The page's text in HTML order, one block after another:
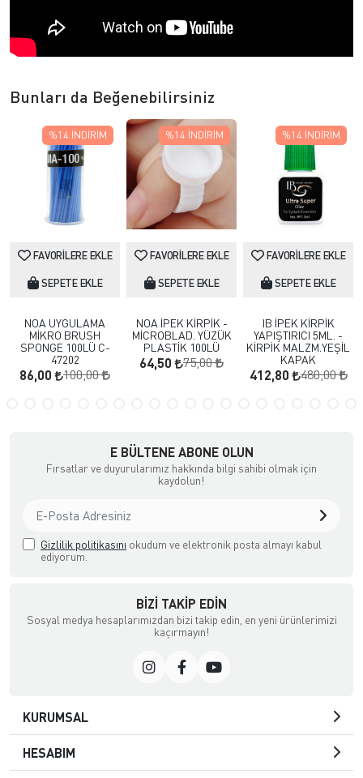
Bunları da Beğenebilirsiniz
FAVORILERE EKLE
SEPETE EKLE
NOA UYGULAMA
MİKRO BRUSH
SPONGE 100LÜ C-
47202
86,00 100,00
%14 İNDIRIM
FAVORILERE EKLE
SEPETE EKLE
NOA İPEK KİRPİK -
MİCROBLAD. YÜZÜK
PLASTİK 100LÜ
64,50 75,00
%14 İNDIRIM
FAVORILERE EKLE
SEPETE EKLE
IB İPEK KİRPİK
YAPIŞTIRICI 5ML. -
KİRPİK MALZM.YEŞİL
KAPAK
412,80 480,00
%14 İNDIRIM
E BÜLTENE ABONE OLUN
Fırsatlar ve duyurularımız hakkında bilgi sahibi olmak için
kaydolun!
Gizlilik politikasını okudum ve elektronik posta almayı kabul
ediyorum.
BIZI TAKIP EDIN
Sosyal medya hesaplarımızdan bizi takip edin, en yeni ürünlerimizi
kaçırmayın!
KURUMSAL
HESABIM